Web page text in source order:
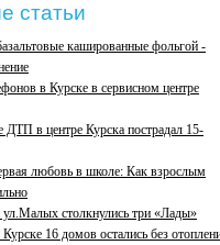
статьи
кашированные фольгой -
в Курске в сервисном центре
ДТП в центре Курска пострадал 15-
любовь в школе: Как взрослым
ул.Малых столкнулись три «Лады»
Курске 16 домов остались без